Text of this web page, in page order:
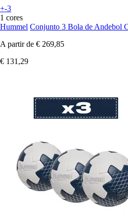
+-3
1 cores
Hummel Conjunto 3 Bola de Andebol
A partir de € 269,85
€ 131,29